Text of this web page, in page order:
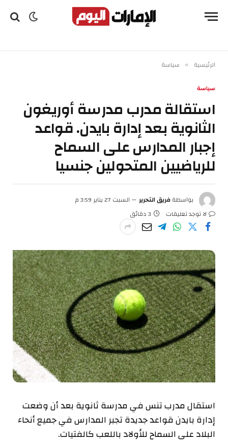
الرئيسية » سياسة
سياسة
استقالة مدرب مدرسة أوريغون
الثانوية بعد إدارة بايدن. قواعد
إجبار المدارس على السماح
للرياضيين المتحولين جنسيا
بواسطةفريق التحرير
السبت 27 يناير 3:59 م
لا توجد تعليقات
3 دقائق
استقال مدرب تنس في مدرسة ثانوية بعد أن وضعت
إدارة بايدن قواعد جديدة تجبر المدارس في جميع أنحاء
البلاد على السماح للأولاد باللعب كالفتيات.